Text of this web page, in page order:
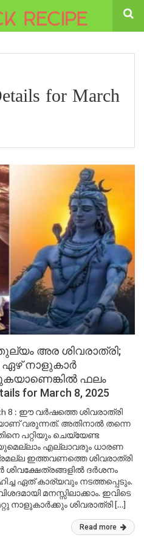
for March
അര ശിവരാത്രി;
ഏഴ് നാളുകാർ
ഫലം
for March 8, 2025
8 : ഈ വർഷത്തെ ശിവരാത്രി
വരുന്നത്. അതിനാൽ തന്നെ
പറ്റിയും ചെയ്യേണ്ട
എല്ലാവരും ധാരണ
ഇത്തവണത്തെ ശിവരാത്രി
ദർശനം
ഏത് കാര്യവും നടത്തപ്പെടും.
മനസ്സിലാക്കാം. ഇവിടെ
നാളുകാർക്കും ശിവരാത്രി […]
Read more